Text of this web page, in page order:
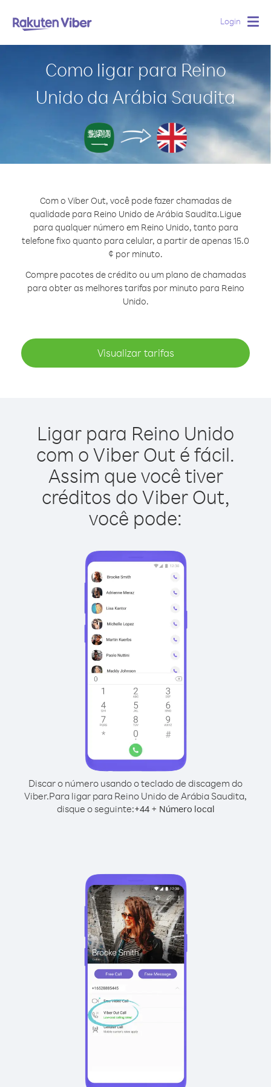
Login
Como ligar para Reino
Unido da Arábia Saudita
Com o Viber Out, você pode fazer chamadas de
qualidade para Reino Unido de Arábia Saudita.Ligue
para qualquer número em Reino Unido, tanto para
telefone fixo quanto para celular, a partir de apenas 15.0
¢ por minuto.
Compre pacotes de crédito ou um plano de chamadas
para obter as melhores tarifas por minuto para Reino
Unido.
Visualizar tarifas
Ligar para Reino Unido
com o Viber Out é fácil.
Assim que você tiver
créditos do Viber Out,
você pode:
Discar o número usando o teclado de discagem do
Viber.Para ligar para Reino Unido de Arábia Saudita,
disque o seguinte:+44+ Número local